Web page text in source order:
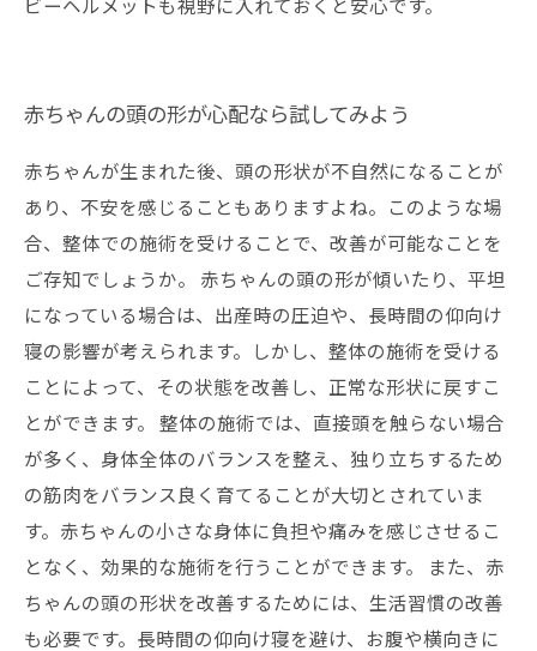
赤ちゃんの頭の形が心配なら試してみよう
赤ちゃんが生まれた後、頭の形状が不自然になることが
あり、不安を感じることもありますよね。このような場
合、整体での施術を受けることで、改善が可能なことを
ご存知でしょうか。 赤ちゃんの頭の形が傾いたり、平坦
になっている場合は、出産時の圧迫や、長時間の仰向け
寝の影響が考えられます。しかし、整体の施術を受ける
ことによって、その状態を改善し、正常な形状に戻すこ
とができます。 整体の施術では、直接頭を触らない場合
が多く、身体全体のバランスを整え、独り立ちするため
の筋肉をバランス良く育てることが大切とされていま
す。赤ちゃんの小さな身体に負担や痛みを感じさせるこ
となく、効果的な施術を行うことができます。 また、赤
ちゃんの頭の形状を改善するためには、生活習慣の改善
も必要です。長時間の仰向け寝を避け、お腹や横向きに